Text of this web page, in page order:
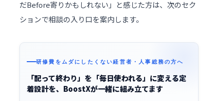
だBefore寄りかもしれない」と感じた方は、次のセク
ションで相談の入り口を案内します。
研修費をムダにしたくない経営者・人事総務の方へ
「配って終わり」を「毎日使われる」に変える定
着設計を、BoostXが一緒に組み立てます